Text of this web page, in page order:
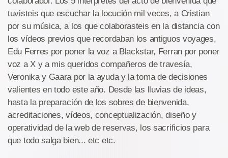
tuvisteis que escuchar la locución mil veces, a Cristian
por su música, a los que colaborasteis en la distancia con
los vídeos previos que recordaban los antiguos voyages,
Edu Ferres por poner la voz a Blackstar, Ferran por poner
voz a X y a mis queridos compañeros de travesía,
Veronika y Gaara por la ayuda y la toma de decisiones
valientes en todo este año. Desde las lluvias de ideas,
hasta la preparación de los sobres de bienvenida,
acreditaciones, vídeos, conceptualización, diseño y
operatividad de la web de reservas, los sacrificios para
que todo salga bien... etc etc.